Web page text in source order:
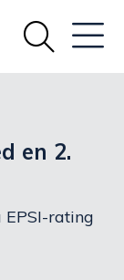
en 2.
rating